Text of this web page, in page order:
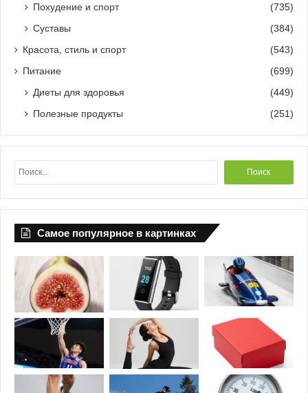
Похудение и спорт
(735)
Суставы
(384)
Красота, стиль и спорт (543)
Питание (699)
Диеты для здоровья
(449)
Полезные продукты
(251)
й
т
и
Самое популярное в картинках